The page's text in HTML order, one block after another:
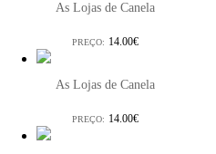
As Lojas de Canela
PREÇO: 14.00€
As Lojas de Canela
PREÇO: 14.00€